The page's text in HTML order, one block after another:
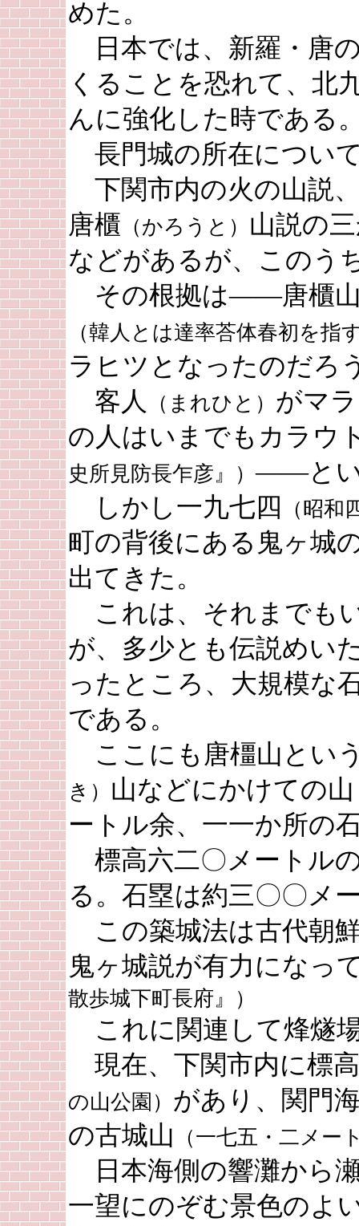
めた。
日本では、新羅・唐
くることを恐れて、北
んに強化した時である
長門城の所在につい
下関市内の火の山説
唐櫃 （かろうと） 山説の
などがあるが、このう
その根拠は――唐櫃山
（韓人とは達率荅体春初を指
ラヒツとなったのだろ
客人
（まれひと） がマ
の人はいまでもカラウ
史所見防長乍彦』）――とい
しかし一九七四
（昭和
町の背後にある鬼ヶ城
出てきた。
これは、それまでも
が、多少とも伝説めい
ったところ、大規模な
である。
ここにも唐橿山とい
き） 山などにかけての
ートル余、一一か所の
標高六二〇メートル
る。石塁は約三〇〇メ
この築城法は古代朝
鬼ヶ城説が有力になっ
散歩城下町長府』）
これに関連して烽燧
現在、下関市内に標
の山公園） があり、関門
の古城山 （一七五・二メー
日本海側の響灘から
一望にのぞむ景色のよ